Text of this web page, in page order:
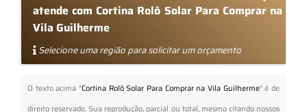
atende com Cortina Rolô Solar Para Comprar na
Vila Guilherme
Selecione uma região para solicitar um orçamento
O texto acima "Cortina Rolô Solar Para Comprar na Vila Guilherme" é de
direito reservado. Sua reprodução, parcial ou total, mesmo citando nossos